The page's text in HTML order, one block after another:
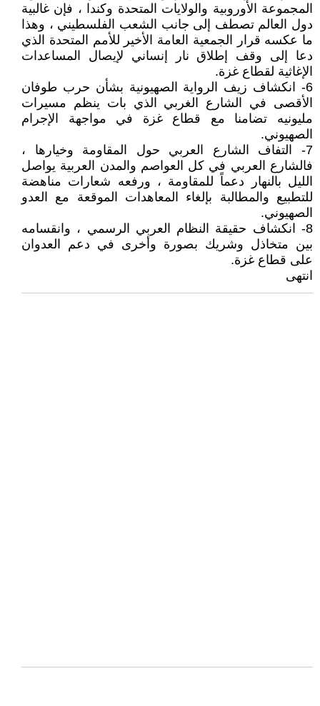
المجموعة الأوروبية والولايات المتحدة وكندا ، فإن غالبية
دول العالم تصطف إلى جانب الشعب الفلسطيني ، وهذا
ما عكسه قرار الجمعية العامة الأخير للأمم المتحدة الذي
دعا إلى وقف إطلاق نار إنساني لإيصال المساعدات
الإغاثية لقطاع غزة.
6- انكشاف زيف الرواية الصهيونية بشأن حرب طوفان
الأقصى في الشارع الغربي الذي بات ينظم مسيرات
مليونيه تضامنا مع قطاع غزة في مواجهة الإجرام
الصهيوني.
7- التفاف الشارع العربي حول المقاومة وخيارها ،
فالشارع العربي في كل العواصم والمدن العربية يواصل
الليل بالنهار دعماً للمقاومة ، ورفعه شعارات مناهضة
للتطبيع والمطالبة بإلغاء المعاهدات الموقعة مع العدو
الصهيوني.
8- انكشاف حقيقة النظام العربي الرسمي ، وانقسامه
بين متخاذل وشريك بصورة وأخرى في دعم العدوان
على قطاع غزة.
انتهى